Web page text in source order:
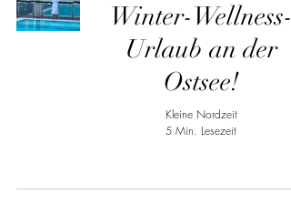
Winter-Wellness-
Urlaub an der
Ostsee!
Kleine Nordzeit
5 Min. Lesezeit